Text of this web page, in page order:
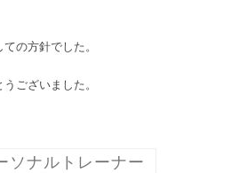
の方針でした。
ございました。
ソナルトレーナー